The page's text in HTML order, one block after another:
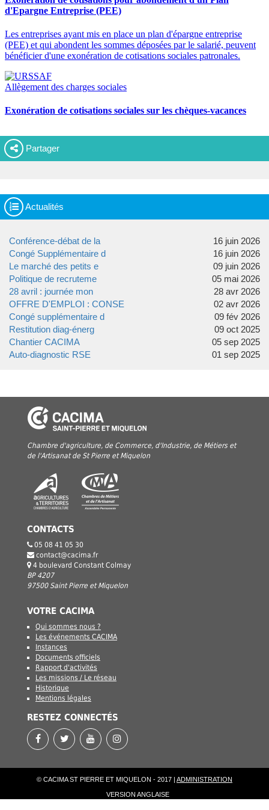
Partager
Actualités
Conférence-débat de la
16 juin 2026
Congé Supplémentaire d
16 juin 2026
Le marché des petits e
09 juin 2026
Politique de recruteme
05 mai 2026
28 avril : journée mon
28 avr 2026
OFFRE D'EMPLOI : CONSE
02 avr 2026
Congé supplémentaire d
09 fév 2026
Restitution diag-énerg
09 oct 2025
Chantier CACIMA
05 sep 2025
Auto-diagnostic RSE
01 sep 2025
Chambre d'agriculture, de Commerce, d'Industrie, de Métiers et
de l'Artisanat de St Pierre et Miquelon
CONTACTS
05 08 41 05 30
contact@cacima.fr
4 boulevard Constant Colmay
BP 4207
97500 Saint Pierre et Miquelon
VOTRE CACIMA
Qui sommes nous ?
Les événements CACIMA
Instances
Documents officiels
Rapport d'activités
Les missions / Le réseau
Historique
Mentions légales
RESTEZ CONNECTÉS
© CACIMA ST PIERRE ET MIQUELON - 2017 | ADMINISTRATION